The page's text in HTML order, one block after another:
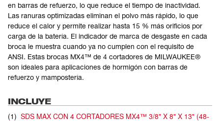
en barras de refuerzo, lo que reduce el tiempo de inactividad.
Las ranuras optimizadas eliminan el polvo más rápido, lo que
reduce el calor y permite realizar hasta 15 % más orificios por
carga de la batería. El indicador de marca de desgaste en cada
broca le muestra cuando ya no cumplen con el requisito de
ANSI. Estas brocas MX4™ de 4 cortadores de MILWAUKEE®
son ideales para aplicaciones de hormigón con barras de
refuerzo y mampostería.
INCLUYE
(1) SDS MAX CON 4 CORTADORES MX4™ 3/8" X 8" X 13" (48-